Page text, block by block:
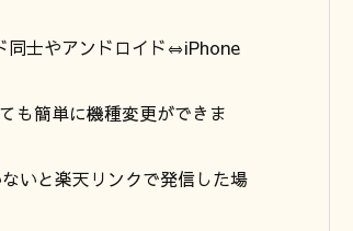
同士やアンドロイド⇔iPhone
も簡単に機種変更ができま
いと楽天リンクで発信した場